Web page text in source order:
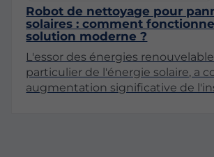
Robot de nettoyage pour
solaires : comment
solution moderne ?
L'essor des énergies
particulier de l'énergie solaire, a
augmentation significative de